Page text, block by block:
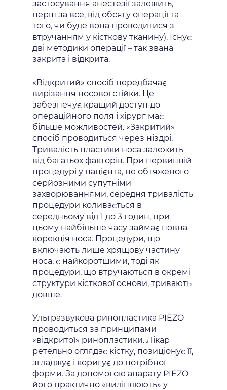
застосування анестезії залежить,
перш за все, від обсягу операції та
того, чи буде вона проводитися з
втручанням у кісткову тканину). Існує
дві методики операції – так звана
закрита і відкрита.
«Відкритий» спосіб передбачає
вирізання носової стійки. Це
забезпечує кращий доступ до
операційного поля і хірург має
більше можливостей. «Закритий»
спосіб проводиться через ніздрі.
Тривалість пластики носа залежить
від багатьох факторів. При первинній
процедурі у пацієнта, не обтяженого
серйозними супутніми
захворюваннями, середня тривалість
процедури коливається в
середньому від 1 до 3 годин, при
цьому найбільше часу займає повна
корекція носа. Процедури, що
включають лише хрящову частину
носа, є найкоротшими, тоді як
процедури, що втручаються в окремі
структури кісткової основи, тривають
довше.
Ультразвукова ринопластика PIEZO
проводиться за принципами
«відкритої» ринопластики. Лікар
ретельно оглядає кістку, позиціонує її,
згладжує і коригує до потрібної
форми. За допомогою апарату PIEZO
його практично «виліплюють» у